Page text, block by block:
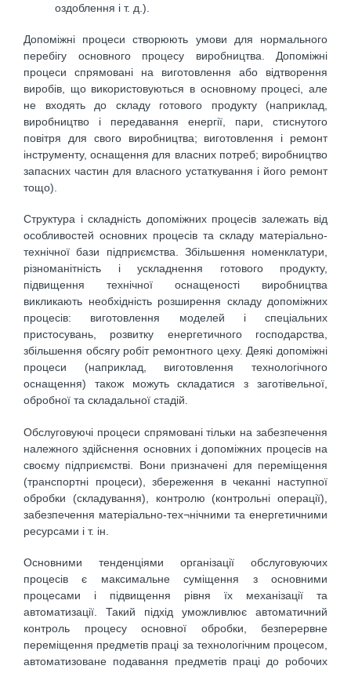
оздоблення і т. д.).
Допоміжні процеси створюють умови для нормального
перебігу основного процесу виробництва. Допоміжні
процеси спрямовані на виготовлення або відтворення
виробів, що використовуються в основному процесі, але
не входять до складу готового продукту (наприклад,
виробництво і передавання енергії, пари, стиснутого
повітря для свого виробництва; виготовлення і ремонт
інструменту, оснащення для власних потреб; виробництво
запасних частин для власного устаткування і його ремонт
тощо).
Структура і складність допоміжних процесів залежать від
особливостей основних процесів та складу матеріально-
технічної бази підприємства. Збільшення номенклатури,
різноманітність і ускладнення готового продукту,
підвищення технічної оснащеності виробництва
викликають необхідність розширення складу допоміжних
процесів: виготовлення моделей і спеціальних
пристосувань, розвитку енергетичного господарства,
збільшення обсягу робіт ремонтного цеху. Деякі допоміжні
процеси (наприклад, виготовлення технологічного
оснащення) також можуть складатися з заготівельної,
обробної та складальної стадій.
Обслуговуючі процеси спрямовані тільки на забезпечення
належного здійснення основних і допоміжних процесів на
своєму підприємстві. Вони призначені для переміщення
(транспортні процеси), збереження в чеканні наступної
обробки (складування), контролю (контрольні операції),
забезпечення матеріально-тех¬нічними та енергетичними
ресурсами і т. ін.
Основними тенденціями організації обслуговуючих
процесів є максимальне суміщення з основними
процесами і підвищення рівня їх механізації та
автоматизації. Такий підхід уможливлює автоматичний
контроль процесу основної обробки, безперервне
переміщення предметів праці за технологічним процесом,
автоматизоване подавання предметів праці до робочих